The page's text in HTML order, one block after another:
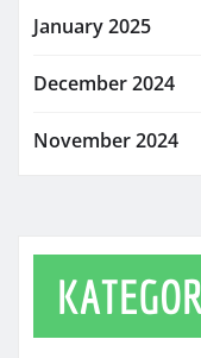
January 2025
December 2024
November 2024